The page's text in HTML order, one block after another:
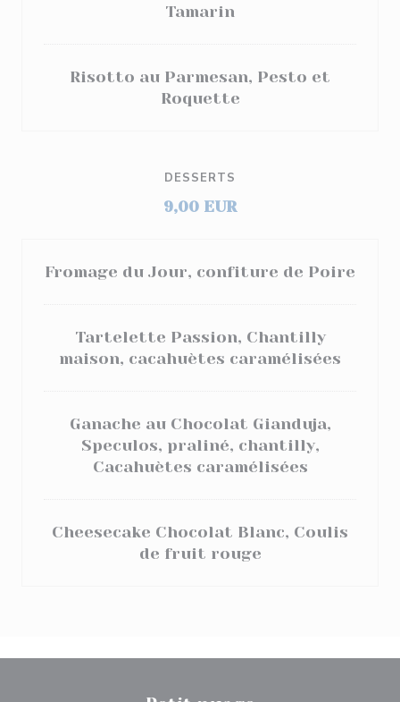
Tamarin
Risotto au Parmesan, Pesto et
Roquette
DESSERTS
9,00 EUR
Fromage du Jour, confiture de Poire
Tartelette Passion, Chantilly
maison, cacahuètes caramélisées
Ganache au Chocolat Gianduja,
Speculos, praliné, chantilly,
Cacahuètes caramélisées
Cheesecake Chocolat Blanc, Coulis
de fruit rouge